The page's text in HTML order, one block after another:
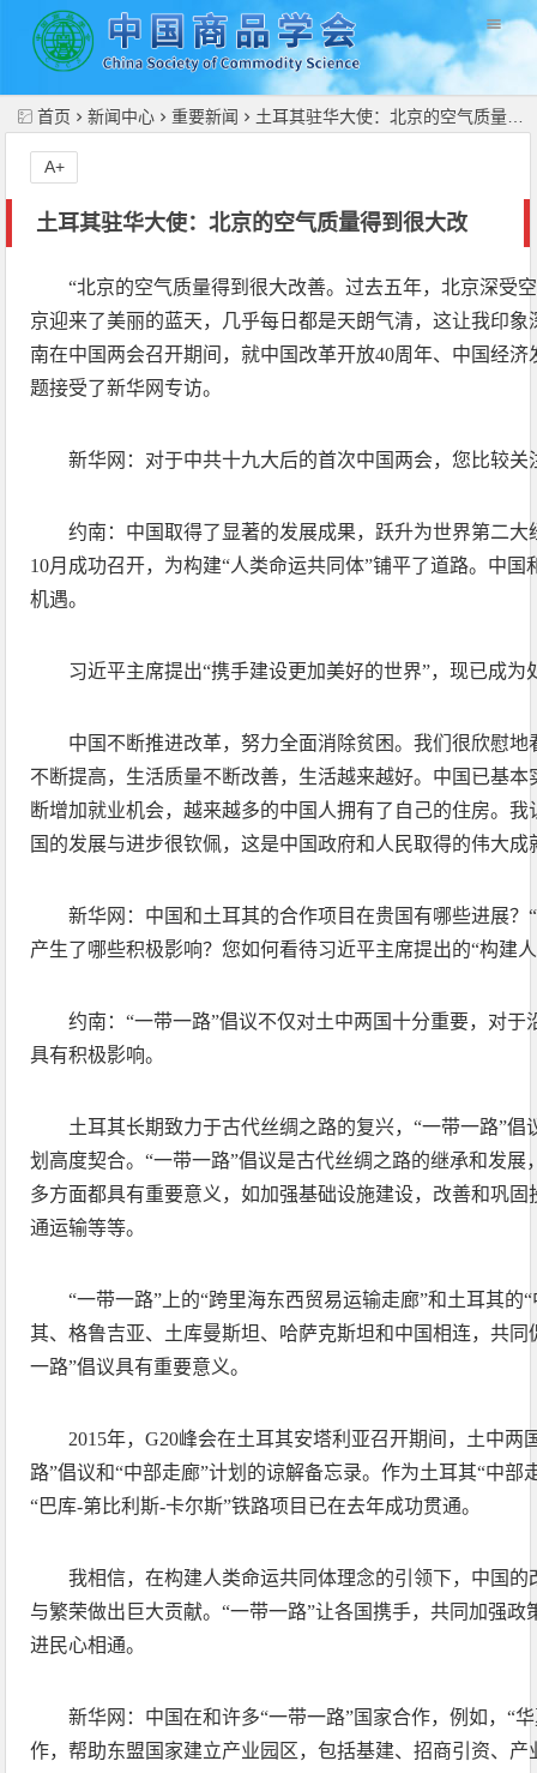
首页 新闻中心 重要新闻 土耳其驻华大使：北京的空气质量得到很大改
土耳其驻华大使：北京的空气质量得到很大改
A+
“北京的空气质量得到很大改善。过去五年，北京深受
京迎来了美丽的蓝天，几乎每日都是天朗气清，这让我印象
南在中国两会召开期间，就中国改革开放40周年、中国经济
题接受了新华网专访。
新华网：对于中共十九大后的首次中国两会，您比较关
约南：中国取得了显著的发展成果，跃升为世界第二
10月成功召开，为构建“人类命运共同体”铺平了道路。中
机遇。
习近平主席提出“携手建设更加美好的世界”，现已成
中国不断推进改革，努力全面消除贫困。我们很欣慰
不断提高，生活质量不断改善，生活越来越好。中国已基
断增加就业机会，越来越多的中国人拥有了自己的住房。
国的发展与进步很钦佩，这是中国政府和人民取得的伟大成
新华网：中国和土耳其的合作项目在贵国有哪些进展？
产生了哪些积极影响？您如何看待习近平主席提出的“构建
约南：“一带一路”倡议不仅对土中两国十分重要，对于
具有积极影响。
土耳其长期致力于古代丝绸之路的复兴，“一带一路”倡
划高度契合。“一带一路”倡议是古代丝绸之路的继承和发展
多方面都具有重要意义，如加强基础设施建设，改善和巩
通运输等等。
“一带一路”上的“跨里海东西贸易运输走廊”和土耳其的
其、格鲁吉亚、土库曼斯坦、哈萨克斯坦和中国相连，共同
一路”倡议具有重要意义。
2015年，G20峰会在土耳其安塔利亚召开期间，土中两
路”倡议和“中部走廊”计划的谅解备忘录。作为土耳其“中部
“巴库-第比利斯-卡尔斯”铁路项目已在去年成功贯通。
我相信，在构建人类命运共同体理念的引领下，中国
与繁荣做出巨大贡献。“一带一路”让各国携手，共同加强
进民心相通。
新华网：中国在和许多“一带一路”国家合作，例如，“
作，帮助东盟国家建立产业园区，包括基建、招商引资、